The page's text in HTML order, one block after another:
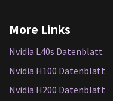
More Links
Nvidia L40s Datenblatt
Nvidia H100 Datenblatt
Nvidia H200 Datenblatt